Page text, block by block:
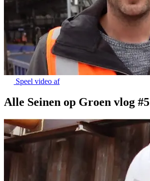
Speel video af
Alle Seinen op Groen vlog #5